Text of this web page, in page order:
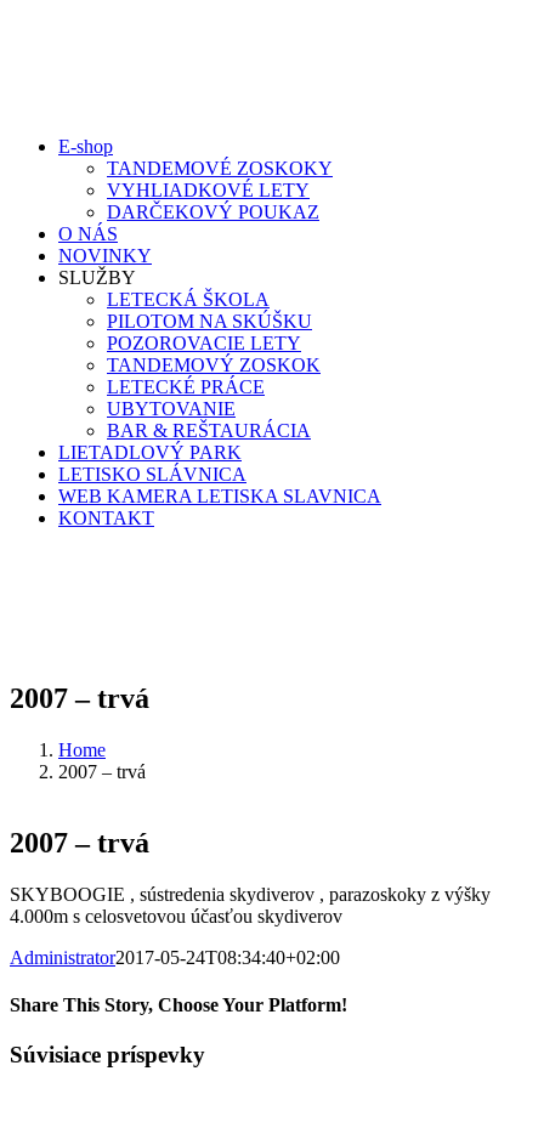
E-shop
TANDEMOVÉ ZOSKOKY
VYHLIADKOVÉ LETY
DARČEKOVÝ POUKAZ
O NÁS
NOVINKY
SLUŽBY
LETECKÁ ŠKOLA
PILOTOM NA SKÚŠKU
POZOROVACIE LETY
TANDEMOVÝ ZOSKOK
LETECKÉ PRÁCE
UBYTOVANIE
BAR & REŠTAURÁCIA
LIETADLOVÝ PARK
LETISKO SLÁVNICA
WEB KAMERA LETISKA SLAVNICA
KONTAKT
2007 – trvá
Home
2007 – trvá
2007 – trvá
SKYBOOGIE , sústredenia skydiverov , parazoskoky z výšky
4.000m s celosvetovou účasťou skydiverov
Administrator2017-05-24T08:34:40+02:00
Share This Story, Choose Your Platform!
Facebook
X
Tumblr
Pinterest
Súvisiace príspevky